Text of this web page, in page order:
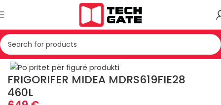
TEKNIKE E BARDHE FRIGORIFER FRIGORIFER DOUBLE DOOR
Click to enlarge
FRIGORIFER MIDEA MDRS619FIE28
460L